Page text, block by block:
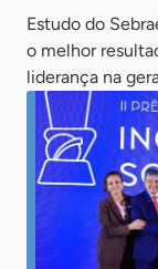
Estudo do
o melhor
liderança na